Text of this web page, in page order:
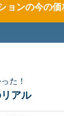
ョンの今の価
た！
アル